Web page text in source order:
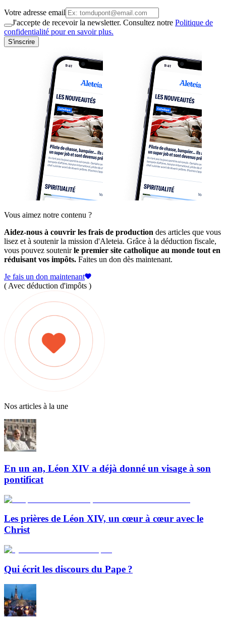
Votre adresse email
J'accepte de recevoir la newsletter. Consultez notre Politique de
confidentialité pour en savoir plus.
S'inscrire
Vous aimez notre contenu ?
Aidez-nous à couvrir les frais de production des articles que vous
lisez et à soutenir la mission d'Aleteia. Grâce à la déduction fiscale,
vous pouvez soutenirle premier site catholique au monde tout en
réduisant vos impôts. Faites un don dès maintenant.
Je fais un don maintenant
( Avec déduction d'impôts )
Nos articles à la une
En un an, Léon XIV a déjà donné un visage à son
pontificat
Les prières de Léon XIV, un cœur à cœur avec le
Christ
Qui écrit les discours du Pape ?